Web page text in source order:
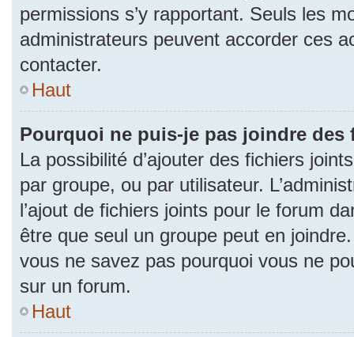
permissions s’y rapportant. Seuls les
administrateurs peuvent accorder ces
contacter.
Haut
Pourquoi ne puis-je pas joindre des
La possibilité d’ajouter des fichiers
par groupe, ou par utilisateur.
l’ajout de fichiers joints pour le forum
être que seul un groupe peut en
vous ne savez pas pourquoi vous ne
sur un forum.
Haut